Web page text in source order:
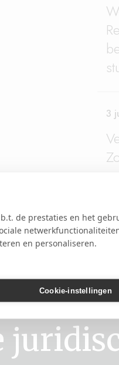
de prestaties en het
en personaliseren.
Cookie-instellingen
3